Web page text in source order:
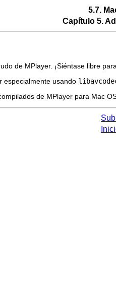
5.7.
Capítulo 5.
de MPlayer. ¡Siéntase libre
especialmente usando
de MPlayer para Mac